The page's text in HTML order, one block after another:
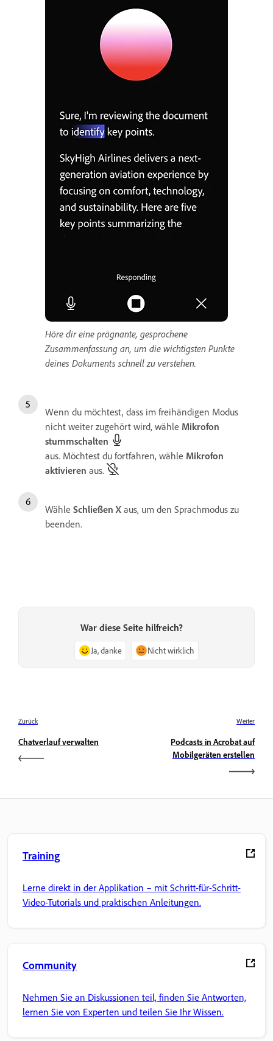
Höre dir eine prägnante, gesprochene
Zusammenfassung an, um die wichtigsten Punkte
deines Dokuments schnell zu verstehen.
Wenn du möchtest, dass im freihändigen Modus
nicht weiter zugehört wird, wähle Mikrofon
stummschalten
aus. Möchtest du fortfahren, wähle Mikrofon
aktivieren aus.
Wähle Schließen X aus, um den Sprachmodus zu
beenden.
War diese Seite hilfreich?
Ja, danke Nicht wirklich
Zurück
Chatverlauf verwalten
Weiter
Podcasts in Acrobat auf
Mobilgeräten erstellen
Training
Lerne direkt in der Applikation – mit Schritt-für-Schritt-
Video-Tutorials und praktischen Anleitungen.
Community
Nehmen Sie an Diskussionen teil, finden Sie Antworten,
lernen Sie von Experten und teilen Sie Ihr Wissen.